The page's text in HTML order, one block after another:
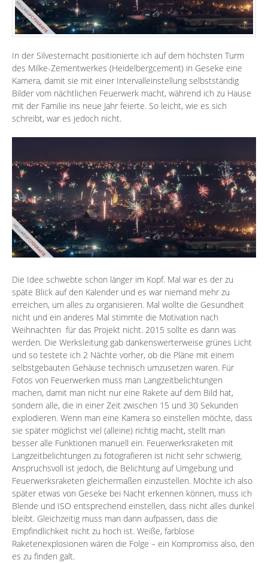
In der Silvesternacht positionierte ich auf dem höchsten Turm
des Milke-Zementwerkes (Heidelbergcement) in Geseke eine
Kamera, damit sie mit einer Intervalleinstellung selbstständig
Bilder vom nächtlichen Feuerwerk macht, während ich zu Hause
mit der Familie ins neue Jahr feierte. So leicht, wie es sich
schreibt, war es jedoch nicht.
Die Idee schwebte schon länger im Kopf. Mal war es der zu
späte Blick auf den Kalender und es war niemand mehr zu
erreichen, um alles zu organisieren. Mal wollte die Gesundheit
nicht und ein anderes Mal stimmte die Motivation nach
Weihnachten für das Projekt nicht. 2015 sollte es dann was
werden. Die Werksleitung gab dankenswerterweise grünes Licht
und so testete ich 2 Nächte vorher, ob die Pläne mit einem
selbstgebauten Gehäuse technisch umzusetzen waren. Für
Fotos von Feuerwerken muss man Langzeitbelichtungen
machen, damit man nicht nur eine Rakete auf dem Bild hat,
sondern alle, die in einer Zeit zwischen 15 und 30 Sekunden
explodieren. Wenn man eine Kamera so einstellen möchte, dass
sie später möglichst viel (alleine) richtig macht, stellt man
besser alle Funktionen manuell ein. Feuerwerksraketen mit
Langzeitbelichtungen zu fotografieren ist nicht sehr schwierig.
Anspruchsvoll ist jedoch, die Belichtung auf Umgebung und
Feuerwerksraketen gleichermaßen einzustellen. Möchte ich also
später etwas von Geseke bei Nacht erkennen können, muss ich
Blende und ISO entsprechend einstellen, dass nicht alles dunkel
bleibt. Gleichzeitig muss man dann aufpassen, dass die
Empfindlichkeit nicht zu hoch ist. Weiße, farblose
Raketenexplosionen wären die Folge – ein Kompromiss also, den
es zu finden galt.